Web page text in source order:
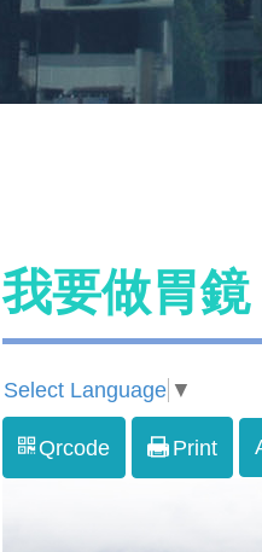
我要做胃鏡
Select Language ▼
Qrcode Print